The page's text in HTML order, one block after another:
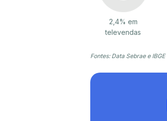
2,4% em
televendas
Fontes: Data Sebrae e IBGE